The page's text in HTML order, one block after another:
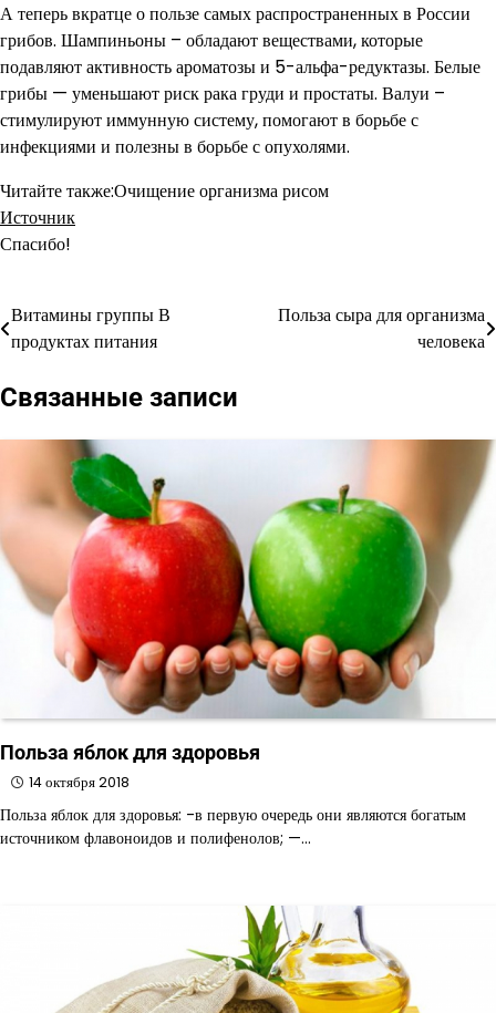
А теперь вкратце о пользе самых распространенных в России
грибов. Шампиньоны – обладают веществами, которые
подавляют активность ароматозы и 5-альфа-редуктазы. Белые
грибы — уменьшают риск рака груди и простаты. Валуи –
стимулируют иммунную систему, помогают в борьбе с
инфекциями и полезны в борьбе с опухолями.
Читайте также:Очищение организма рисом
Источник
Спасибо!
Навигация
по
записям
Витамины группы В
продуктах питания
Польза сыра для организма
человека
Связанные записи
Польза яблок для здоровья
14 октября 2018
Польза яблок для здоровья: -в первую очередь они являются богатым
источником флавоноидов и полифенолов; —…